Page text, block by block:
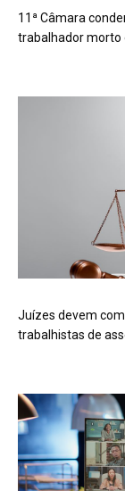
11ª Câmara
trabalhador morto
Juízes devem
trabalhistas de